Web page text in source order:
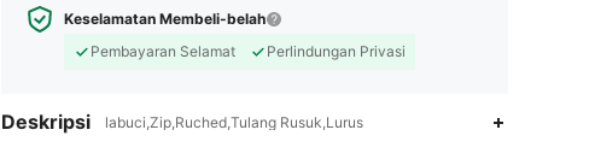
Keselamatan Membeli-belah
Pembayaran Selamat
Perlindungan Privasi
Deskripsi labuci,Zip,Ruched,Tulang Rusuk,Lurus